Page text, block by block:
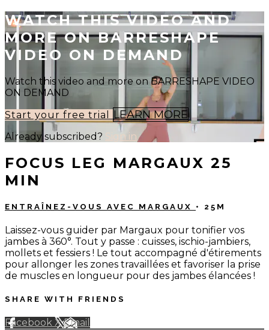
WATCH THIS VIDEO AND
MORE ON BARRESHAPE
VIDEO ON DEMAND
Watch this video and more on BARRESHAPE VIDEO
ON DEMAND
Start your free trial
LEARN MORE
Already subscribed? Sign in
FOCUS LEG MARGAUX 25
MIN
ENTRAÎNEZ-VOUS AVEC MARGAUX • 25M
Laissez-vous guider par Margaux pour tonifier vos
jambes à 360°. Tout y passe : cuisses, ischio-jambiers,
mollets et fessiers ! Le tout accompagné d'étirements
pour allonger les zones travaillées et favoriser la prise
de muscles en longueur pour des jambes élancées !
SHARE WITH FRIENDS
Facebook XEmail